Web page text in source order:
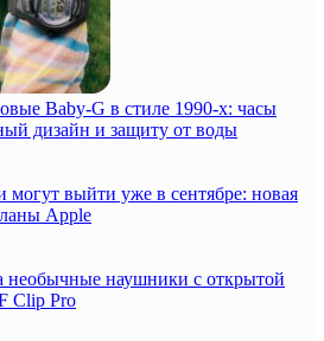
Baby-G в стиле 1990-х: часы
дизайн и защиту от воды
могут выйти уже в сентябре: новая
Apple
необычные наушники с открытой
Clip Pro